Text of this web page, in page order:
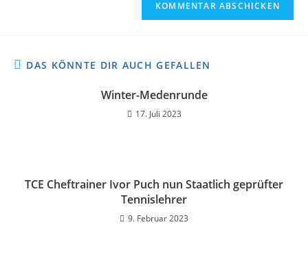
DAS KÖNNTE DIR AUCH GEFALLEN
Winter-Medenrunde
17. Juli 2023
TCE Cheftrainer Ivor Puch nun Staatlich geprüfter
Tennislehrer
9. Februar 2023